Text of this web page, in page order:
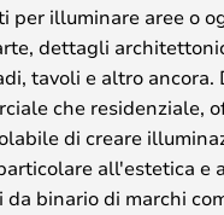
per illuminare aree o
dettagli
tavoli e altro ancora.
che residenziale,
di creare
all'estetica e
binario di marchi